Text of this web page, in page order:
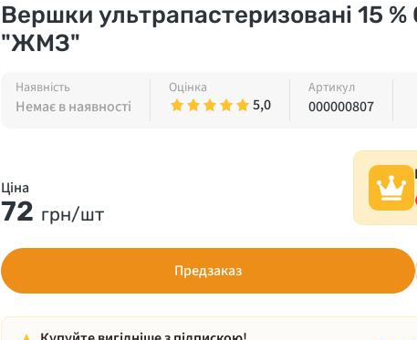
Вершки ультрапастеризовані 15 %
"ЖМЗ"
Наявність
Немає в наявності
Оцінка
5,0
Артикул
000000807
Ціна
72 грн/шт
Предзаказ